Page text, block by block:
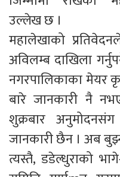
उल्लेख छ ।
महालेखाको
अविलम्ब दाखिला
नगरपालिकाका
बारे जानकारी नै
शुक्रबार
जानकारी छैन । अब
त्यस्तै, डडेल्धुराको